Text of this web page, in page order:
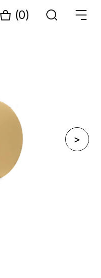
(0)
>